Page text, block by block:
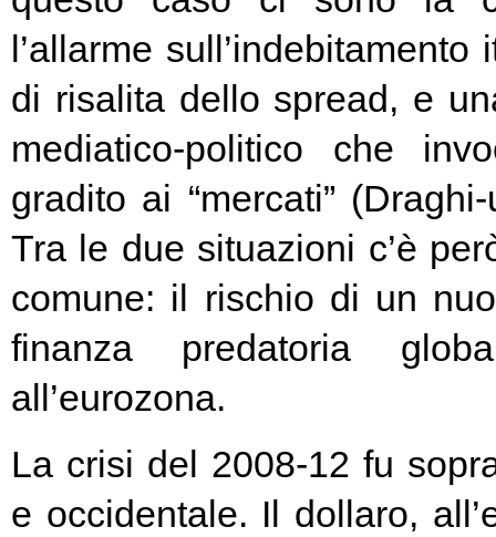
l’allarme
di risalita dello spread, e
mediatico-politico che
gradito ai “mercati”
Tra le due situazioni c’è
comune: il rischio di un
finanza predatoria
all’eurozona.
La crisi del 2008-12 fu
e occidentale. Il dollaro,